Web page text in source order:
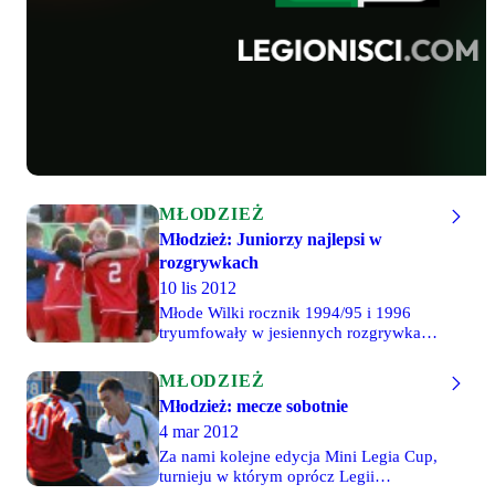
MŁODZIEŻ
Młodzież: Juniorzy najlepsi w
rozgrywkach
10 lis 2012
Młode Wilki rocznik 1994/95 i 1996
tryumfowały w jesiennych rozgrywkach
mistrzami Mazowsza nie zostali (w tym
sezonie zmienił się system rozgrywek),
ale awansowali do rozgrywek
ogólnopolskich, które rozgrywane będą
wiosną. W sobotnich meczach legioniści
94/95 zremisowali z Polonią 3-3, a
MŁODZIEŻ
Młodzież: mecze sobotnie
4 mar 2012
Za nami kolejne edycja Mini Legia Cup,
turnieju w którym oprócz Legii